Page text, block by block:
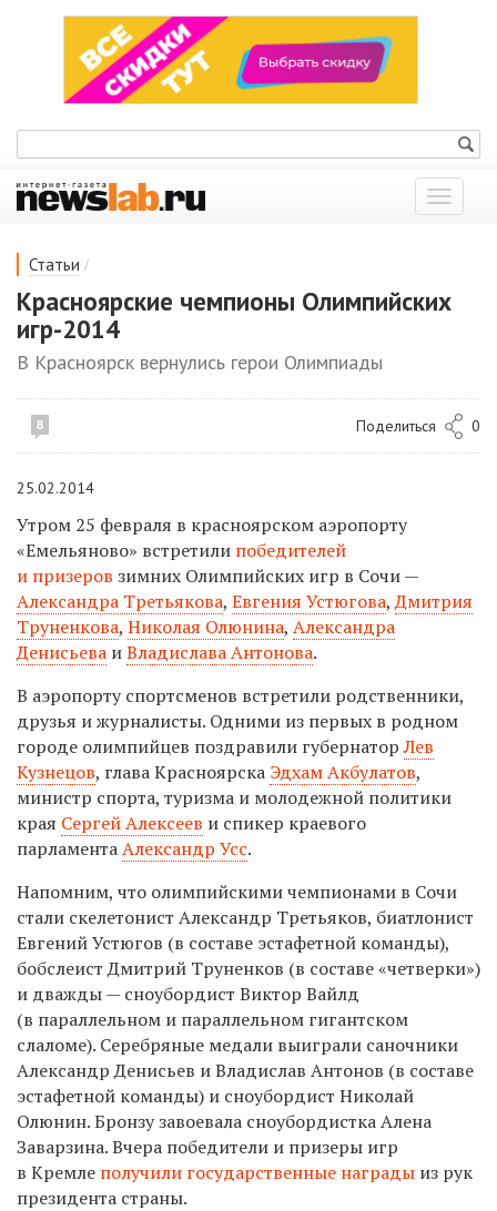
Показать
меню
Статьи /
Красноярские чемпионы Олимпийских
игр-2014
В Красноярск вернулись герои Олимпиады
8 Поделиться 0
25.02.2014
Утром 25 февраля в красноярском аэропорту
«Емельяново» встретили победителей
и призеров зимних Олимпийских игр в Сочи —
Александра Третьякова, Евгения Устюгова,Дмитрия
Труненкова, Николая Олюнина, Александра
Денисьева иВладислава Антонова.
В аэропорту спортсменов встретили родственники,
друзья и журналисты. Одними из первых в родном
городе олимпийцев поздравили губернаторЛев
Кузнецов, глава Красноярска Эдхам Акбулатов,
министр спорта, туризма и молодежной политики
края Сергей Алексеев и спикер краевого
парламентаАлександр Усс.
Напомним, что олимпийскими чемпионами в Сочи
стали скелетонист Александр Третьяков, биатлонист
Евгений Устюгов (в составе эстафетной команды),
бобслеист Дмитрий Труненков (в составе «четверки»)
и дважды — сноубордист Виктор Вайлд
(в параллельном и параллельном гигантском
слаломе). Серебряные медали выиграли саночники
Александр Денисьев и Владислав Антонов (в составе
эстафетной команды) и сноубордист Николай
Олюнин. Бронзу завоевала сноубордистка Алена
Заварзина. Вчера победители и призеры игр
в Кремле получили государственные награды из рук
президента страны.